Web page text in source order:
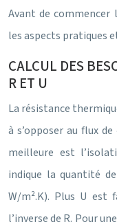
Avant de commencer
les aspects pratiques
CALCUL DES
R ET U
La résistance
à s’opposer au flux
meilleure est
indique la quantité
W/m².K). Plus U est
l’inverse de R. Pour